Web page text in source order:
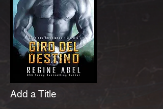
Add a Title